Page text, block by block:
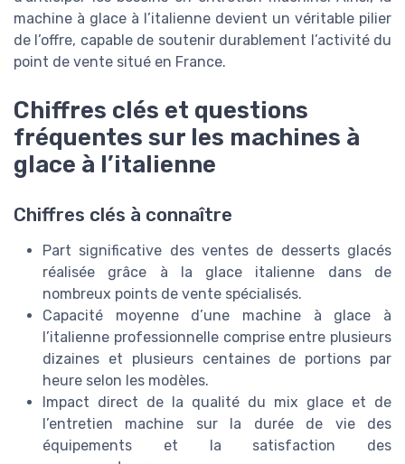
machine à glace à l’italienne devient un véritable pilier
de l’offre, capable de soutenir durablement l’activité du
point de vente situé en France.
Chiffres clés et questions
fréquentes sur les machines à
glace à l’italienne
Chiffres clés à connaître
Part significative des ventes de desserts glacés
réalisée grâce à la glace italienne dans de
nombreux points de vente spécialisés.
Capacité moyenne d’une machine à glace à
l’italienne professionnelle comprise entre plusieurs
dizaines et plusieurs centaines de portions par
heure selon les modèles.
Impact direct de la qualité du mix glace et de
l’entretien machine sur la durée de vie des
équipements et la satisfaction des